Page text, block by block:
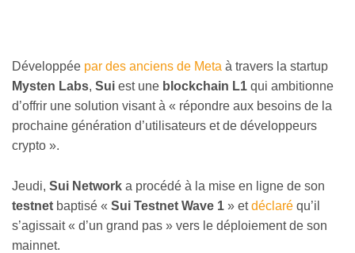
Développée par des anciens de Meta à travers la startup
Mysten Labs, Sui est une blockchain L1 qui ambitionne
d’offrir une solution visant à « répondre aux besoins de la
prochaine génération d’utilisateurs et de développeurs
crypto ».
Jeudi, Sui Network a procédé à la mise en ligne de son
testnet baptisé « Sui Testnet Wave 1 » etdéclaré qu’il
s’agissait « d’un grand pas » vers le déploiement de son
mainnet.